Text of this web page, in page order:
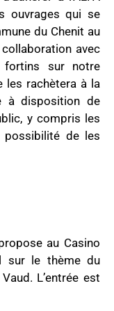
ouvrages qui se
du Chenit au
avec
fortins sur notre
les rachètera à la
à disposition de
y compris les
de les
au Casino
sur le thème du
L’entrée est